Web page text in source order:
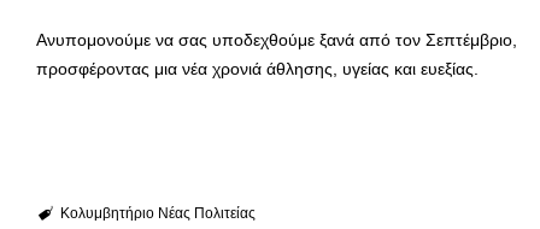
Ανυπομονούμε να σας υποδεχθούμε ξανά από τον Σεπτέμβριο,
προσφέροντας μια νέα χρονιά άθλησης, υγείας και ευεξίας.
Κολυμβητήριο Νέας Πολιτείας